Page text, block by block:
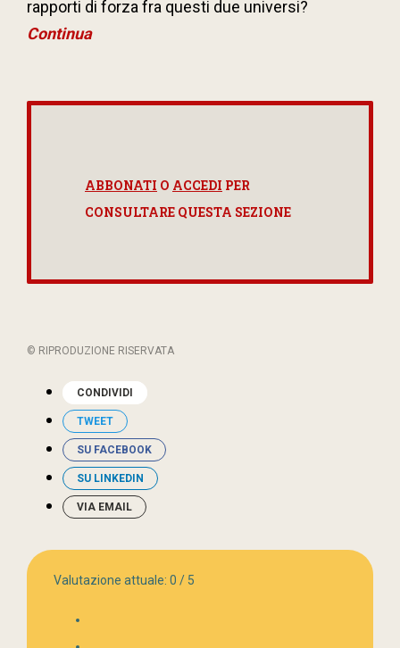
rapporti di forza fra questi due universi?
Continua
ABBONATI O ACCEDI PER
CONSULTARE QUESTA SEZIONE
© RIPRODUZIONE RISERVATA
CONDIVIDI
TWEET
SU FACEBOOK
SU LINKEDIN
VIA EMAIL
Valutazione attuale: 0 / 5